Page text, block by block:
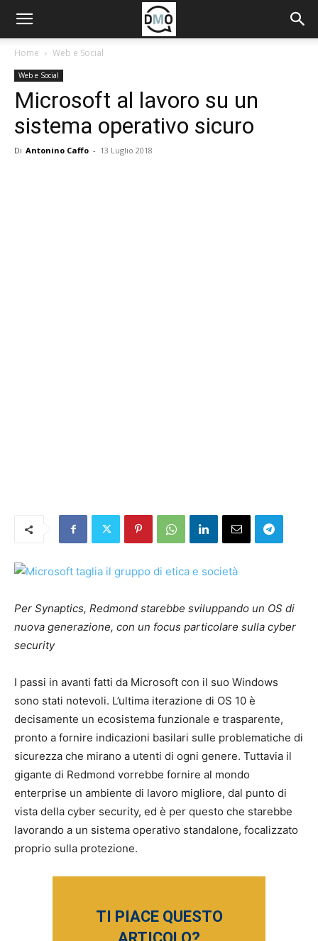
Home Web e Social
Web e Social
Microsoft al lavoro su un
sistema operativo sicuro
Di Antonino Caffo - 13 Luglio 2018
Per Synaptics, Redmond starebbe sviluppando un OS di
nuova generazione, con un focus particolare sulla cyber
security
I passi in avanti fatti da Microsoft con il suo Windows
sono stati notevoli. L’ultima iterazione di OS 10 è
decisamente un ecosistema funzionale e trasparente,
pronto a fornire indicazioni basilari sulle problematiche di
sicurezza che mirano a utenti di ogni genere. Tuttavia il
gigante di Redmond vorrebbe fornire al mondo
enterprise un ambiente di lavoro migliore, dal punto di
vista della cyber security, ed è per questo che starebbe
lavorando a un sistema operativo standalone, focalizzato
proprio sulla protezione.
TI PIACE QUESTO